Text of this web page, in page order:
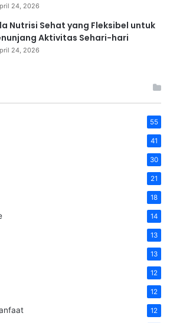
24, 2026
Nutrisi Sehat yang Fleksibel untuk
Aktivitas Sehari-hari
24, 2026
55
41
30
21
18
14
13
13
12
12
12